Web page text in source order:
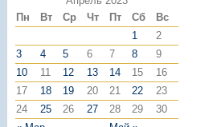
Пн
Вт Ср Чт Пт Сб Вс
1
2
3
4 5 6 7 8
9
10
11 12 13 14 15
16
17
18 19 20 21 22
23
24
25 26 27 28 29 30